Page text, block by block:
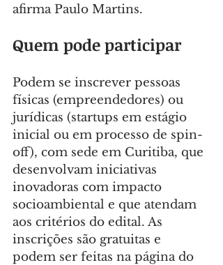
afirma Paulo Martins.
Quem pode participar
Podem se inscrever pessoas
físicas (empreendedores) ou
jurídicas (startups em estágio
inicial ou em processo de spin-
off), com sede em Curitiba, que
desenvolvam iniciativas
inovadoras com impacto
socioambiental e que atendam
aos critérios do edital. As
inscrições são gratuitas e
podem ser feitas na página do